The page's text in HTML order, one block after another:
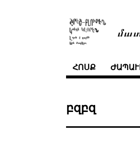
ՀՈՍՔ
բզբզ